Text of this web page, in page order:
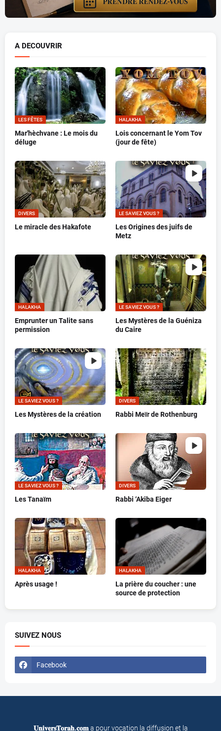
A DECOUVRIR
LES FÊTES
Mar'hèchvane : Le mois du
déluge
HALAKHA
Lois concernant le Yom Tov
(jour de fête)
DIVERS
Le miracle des Hakafote
LE SAVIEZ VOUS ?
Les Origines des juifs de
Metz
HALAKHA
Emprunter un Talite sans
permission
LE SAVIEZ VOUS ?
Les Mystères de la Guéniza
du Caire
LE SAVIEZ VOUS ?
Les Mystères de la création
DIVERS
Rabbi Meïr de Rothenburg
LE SAVIEZ VOUS ?
Les Tanaïm
DIVERS
Rabbi ‘Akiba Eiger
HALAKHA
Après usage !
HALAKHA
La prière du coucher : une
source de protection
SUIVEZ NOUS
Facebook
𝐔𝐧𝐢𝐯𝐞𝐫𝐬𝐓𝐨𝐫𝐚𝐡.𝐜𝐨𝐦a pour vocation la diffusion et la